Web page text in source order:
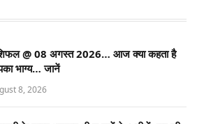
@ 08 अगस्त 2026… आज क्या कहता है
भाग्य… जानें
8, 2026